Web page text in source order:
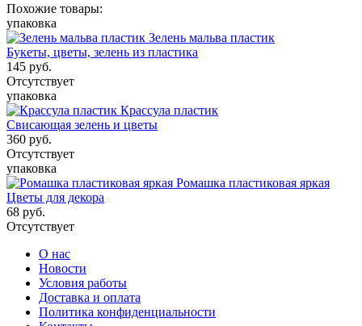
Похожие товары:
упаковка
Зелень мальва пластик
Букеты, цветы, зелень из пластика
145 руб.
Отсутствует
упаковка
Крассула пластик
Свисающая зелень и цветы
360 руб.
Отсутствует
упаковка
Ромашка пластиковая яркая
Цветы для декора
68 руб.
Отсутствует
О нас
Новости
Условия работы
Доставка и оплата
Политика конфиденциальности